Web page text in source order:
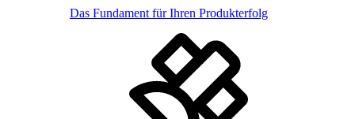
Das Fundament für Ihren Produkterfolg